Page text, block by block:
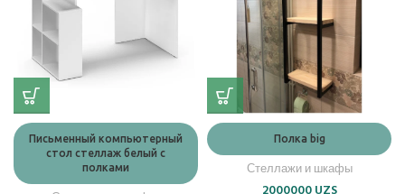
Письменный компьютерный
стол стеллаж белый с
полками
Полка big
Стеллажи и шкафы